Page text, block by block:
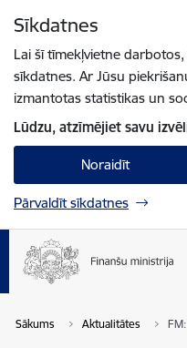
Sīkdatnes
Lai šī tīmekļvietne
sīkdatnes. Ar Jūsu
izmantotas statistikas un
Lūdzu, atzīmējiet savu
Noraidīt
Pārvaldīt sīkdatnes
Sākums Aktualitātes